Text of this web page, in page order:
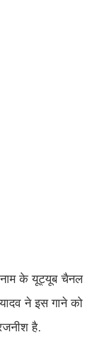
नाम के यूट्यूब चैनल
ने इस गाने को
है.